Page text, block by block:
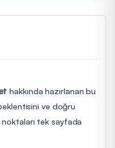
hakkında hazırlanan bu
ve doğru
tek sayfada